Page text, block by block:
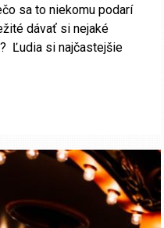
sa to niekomu podarí
dávať si nejaké
Ľudia si najčastejšie